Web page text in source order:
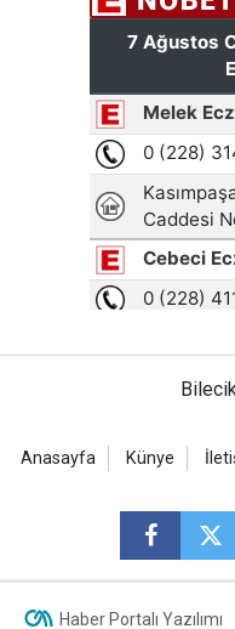
Anasayfa Künye
Haber Portalı Yazılımı